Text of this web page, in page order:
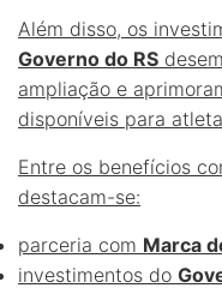
Além disso, os
Governo do RS
ampliação e
disponíveis para
Entre os benefícios
destacam-se:
parceria com Marca
investimentos do